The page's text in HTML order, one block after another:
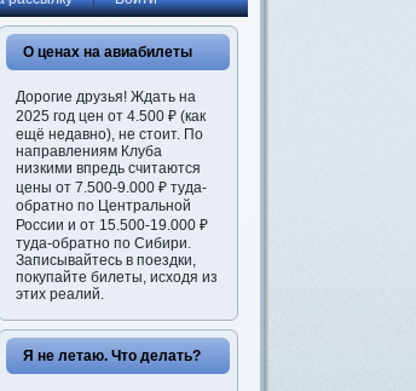
О ценах на авиабилеты
Дорогие друзья! Ждать на
2025 год цен от 4.500 ₽ (как
ещё недавно), не стоит. По
направлениям Клуба
низкими впредь считаются
цены от 7.500-9.000 ₽ туда-
обратно по Центральной
России и от 15.500-19.000 ₽
туда-обратно по Сибири.
Записывайтесь в поездки,
покупайте билеты, исходя из
этих реалий.
Я не летаю. Что делать?